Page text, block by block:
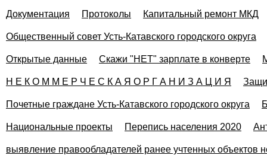
Документация Протоколы Капитальный ремонт МКД
Общественный совет Усть-Катавского городского округа
Открытые данные Скажи "НЕТ" зарплате в конверте
Н Е К О М М Е Р Ч Е С К А Я О Р Г А Н И З А Ц И Я
Почетные граждане Усть-Катавского городского округа
Национальные проекты Перепись населения 2020
выявление правообладателей ранее учтенных объектов